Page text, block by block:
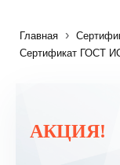
Главная ›
Сертификат ГОСТ
АКЦИЯ!